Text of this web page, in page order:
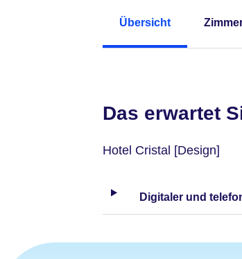
Übersicht
Das erwartet
Hotel Cristal [Design]
Digitaler und